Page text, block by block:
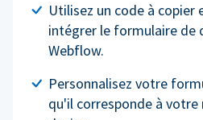
Utilisez un code à copier
intégrer le formulaire de
Webflow.
Personnalisez votre
qu'il corresponde à